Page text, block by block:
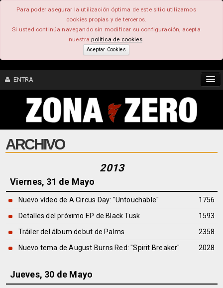
Para poder asegurar la utilización óptima de este sitio utilizamos
cookies propias y de terceros.
Si usted continúa navegando sin modificar su configuración, acepta
nuestrapolítica de cookies.
Aceptar Cookies
ENTRA
CONTENIDO
COMUNIDAD
FOROS
ARCHIVO
2013
Viernes, 31 de Mayo
Nuevo vídeo de A Circus Day: "Untouchable"
1756
Detalles del próximo EP de Black Tusk
1593
Tráiler del álbum debut de Palms
2358
Nuevo tema de August Burns Red: "Spirit Breaker"
2028
Jueves, 30 de Mayo